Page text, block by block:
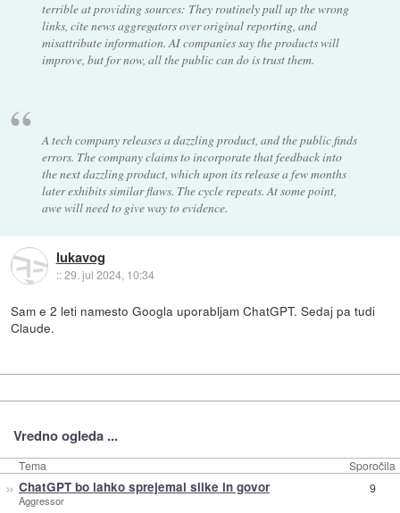
terrible at providing sources: They routinely pull up the wrong
links, cite news aggregators over original reporting, and
misattribute information. AI companies say the products will
improve, but for now, all the public can do is trust them.
A tech company releases a dazzling product, and the public finds
errors. The company claims to incorporate that feedback into
the next dazzling product, which upon its release a few months
later exhibits similar flaws. The cycle repeats. At some point,
awe will need to give way to evidence.
lukavog
::29. jul 2024, 10:34
Sam e 2 leti namesto Googla uporabljam ChatGPT. Sedaj pa tudi
Claude.
Vredno ogleda ...
Tema Sporočila
» ChatGPT bo lahko sprejemal slike in govor
Aggressor
9